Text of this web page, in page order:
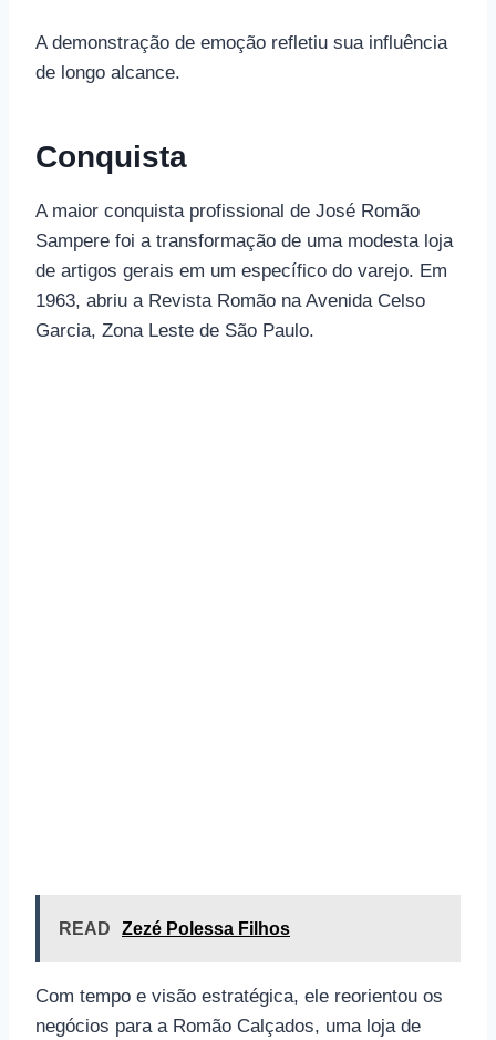
A demonstração de emoção refletiu sua influência
de longo alcance.
Conquista
A maior conquista profissional de José Romão
Sampere foi a transformação de uma modesta loja
de artigos gerais em um específico do varejo. Em
1963, abriu a Revista Romão na Avenida Celso
Garcia, Zona Leste de São Paulo.
READ Zezé Polessa Filhos
Com tempo e visão estratégica, ele reorientou os
negócios para a Romão Calçados, uma loja de